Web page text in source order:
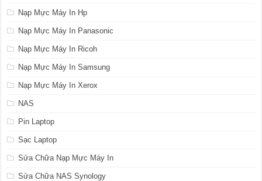
Nạp Mực Máy In Hp
Nạp Mực Máy In Panasonic
Nạp Mực Máy In Ricoh
Nạp Mực Máy In Samsung
Nạp Mực Máy In Xerox
NAS
Pin Laptop
Sạc Laptop
Sửa Chữa Nạp Mực Máy In
Sửa Chữa NAS Synology